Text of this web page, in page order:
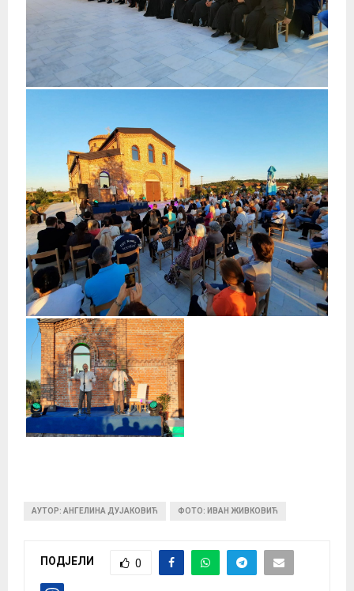
АУТОР: АНГЕЛИНА ДУЈАКОВИЋ ФОТО: ИВАН ЖИВКОВИЋ
ПОДЈЕЛИ 0